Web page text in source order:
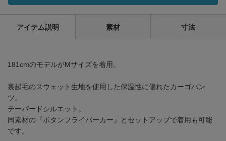
アイテム説明 素材 寸法
181cmのモデルがMサイズを着用。
裏起毛のスウェット生地を使用した保温性に優れたカーゴパン
ツ。
テーパードシルエット。
同素材の『ボタンフライパーカー』とセットアップで着用も可能
です。